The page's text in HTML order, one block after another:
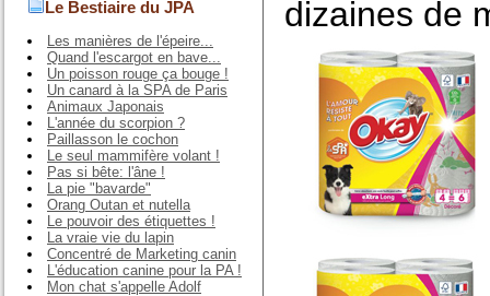
Le Bestiaire du JPA
Les manières de l'épeire...
Quand l'escargot en bave...
Un poisson rouge ça bouge !
Un canard à la SPA de Paris
Animaux Japonais
L'année du scorpion ?
Paillasson le cochon
Le seul mammifère volant !
Pas si bête: l'âne !
La pie "bavarde"
Orang Outan et nutella
Le pouvoir des étiquettes !
La vraie vie du lapin
Concentré de Marketing canin
L'éducation canine pour la PA !
Mon chat s'appelle Adolf
dizaines de